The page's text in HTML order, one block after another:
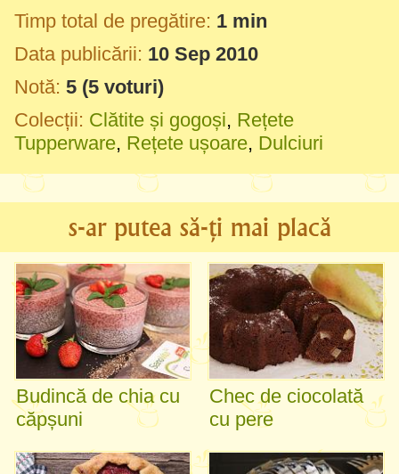
Timp total de pregătire: 1 min
Data publicării: 10 Sep 2010
Notă: 5 (5 voturi)
Colecții: Clătite și gogoși, Rețete
Tupperware, Rețete ușoare, Dulciuri
s-ar putea să-ți mai placă
Budincă de chia cu
căpșuni
Chec de ciocolată
cu pere